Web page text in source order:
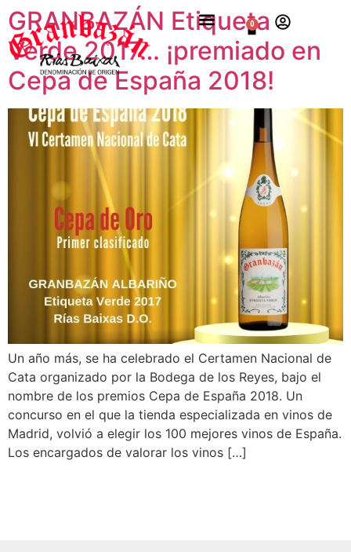
0
GRANBAZÁN Etiqueta
Verde 2017… ¡premiado en
Cepa de España 2018!
Un año más, se ha celebrado el Certamen Nacional de
Cata organizado por la Bodega de los Reyes, bajo el
nombre de los premios Cepa de España 2018. Un
concurso en el que la tienda especializada en vinos de
Madrid, volvió a elegir los 100 mejores vinos de España.
Los encargados de valorar los vinos […]